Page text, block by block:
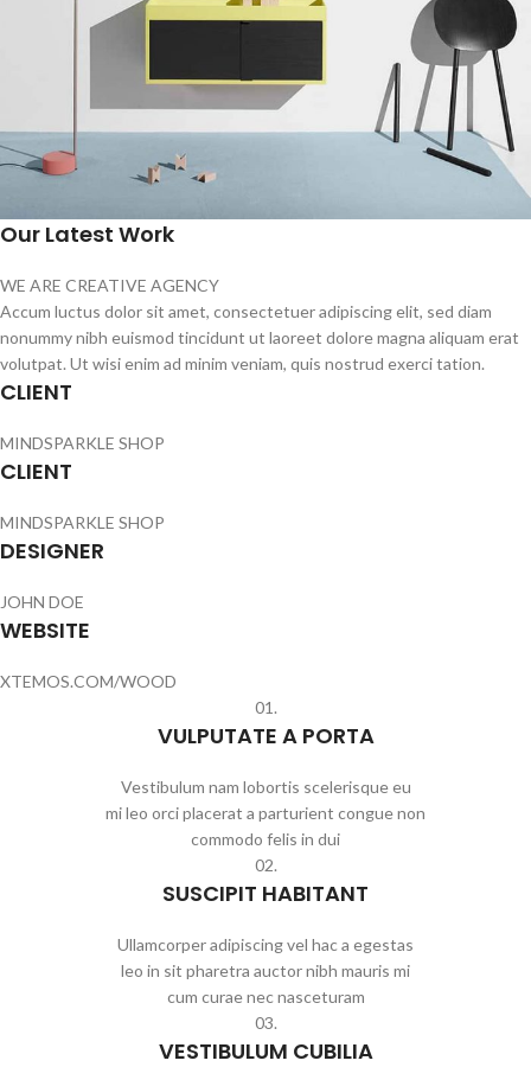
Our Latest Work
WE ARE CREATIVE AGENCY
Accum luctus dolor sit amet, consectetuer adipiscing elit, sed diam
nonummy nibh euismod tincidunt ut laoreet dolore magna aliquam erat
volutpat. Ut wisi enim ad minim veniam, quis nostrud exerci tation.
CLIENT
MINDSPARKLE SHOP
CLIENT
MINDSPARKLE SHOP
DESIGNER
JOHN DOE
WEBSITE
XTEMOS.COM/WOOD
01.
VULPUTATE A PORTA
Vestibulum nam lobortis scelerisque eu
mi leo orci placerat a parturient congue non
commodo felis in dui
02.
SUSCIPIT HABITANT
Ullamcorper adipiscing vel hac a egestas
leo in sit pharetra auctor nibh mauris mi
cum curae nec nasceturam
03.
VESTIBULUM CUBILIA